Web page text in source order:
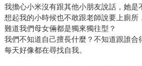
我擔心小米沒有跟其他小朋友說話，她是
想起我的小時候也不敢跟老師說要上廁
難道我們母女倆都是獨來獨往型？
我們不知道自己擅長什麼？不知道跟誰合
每天好像都在尋找自我。